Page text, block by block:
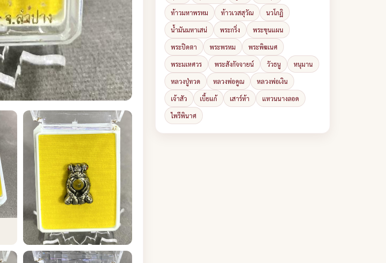
ท้าวมหาพรหม ท้าวเวสสุวัณ นวโกฏิ
น้ำมันมหาเสน่ พระกริ่ง พระขุนแผน
พระปิดตา พระพรหม พระพิฆเนศ
พระมเหศวร พระสังกัจจายน์ วัวธนู หนุมาน
หลวงปู่ทวด หลวงพ่อคูณ หลวงพ่อเงิน
เจ้าสัว เบี้ยแก้ เสาร์ห้า แหวนนางลอด
ไพรีพินาศ